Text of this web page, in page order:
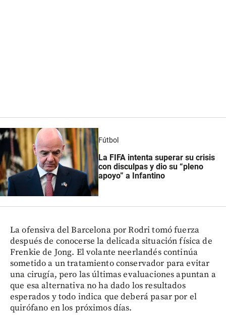
Fútbol
La FIFA intenta superar su crisis
con disculpas y dio su “pleno
apoyo” a Infantino
La ofensiva del Barcelona por Rodri tomó fuerza
después de conocerse la delicada situación física de
Frenkie de Jong. El volante neerlandés continúa
sometido a un tratamiento conservador para evitar
una cirugía, pero las últimas evaluaciones apuntan a
que esa alternativa no ha dado los resultados
esperados y todo indica que deberá pasar por el
quirófano en los próximos días.